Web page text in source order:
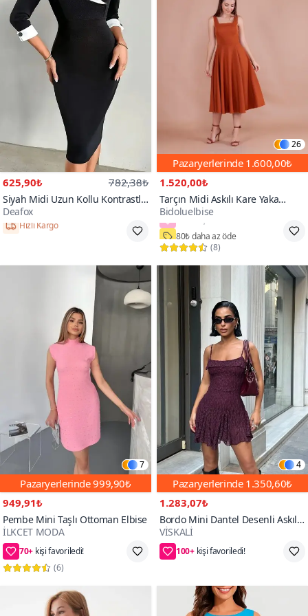
625,90₺ 782,38₺
Siyah Midi Uzun Kollu Kontrastlı
Kenar Detaylı Kol Düğmeli A
Kesim Krep Kumaş Elbise
Deafox
Hızlı Kargo
26
Pazaryerlerinde 1.600,00₺
1.520,00₺
Tarçın Midi Askılı Kare Yaka
Elbise
Bidoluelbise
100+
80₺ daha az öde
(8)
7
Pazaryerlerinde999,90₺
949,91₺
Pembe Mini Taşlı Ottoman Elbise
İLKCET MODA
70+
50₺ daha az öde
(6)
4
Pazaryerlerinde 1.350,60₺
1.283,07₺
Bordo Mini Dantel Desenli Askılı
Volanlı Elbise
VİSKALİ
100+
68₺ daha az öde